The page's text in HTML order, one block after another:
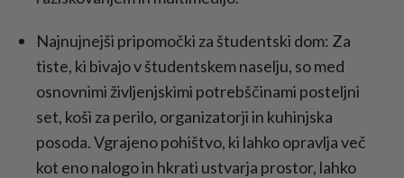
Najnujnejši pripomočki za študentski dom: Za
tiste, ki bivajo v študentskem naselju, so med
osnovnimi življenjskimi potrebščinami posteljni
set, koši za perilo, organizatorji in kuhinjska
posoda. Vgrajeno pohištvo, ki lahko opravlja več
kot eno nalogo in hkrati ustvarja prostor, lahko